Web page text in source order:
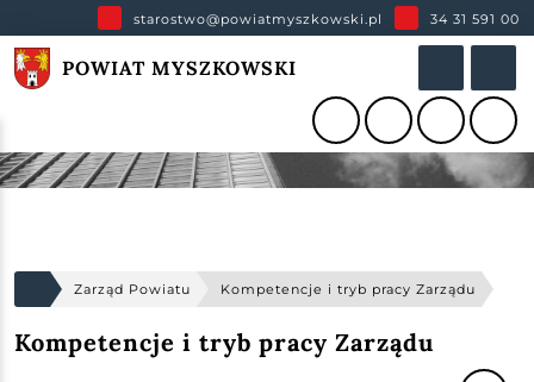
starostwo@powiatmyszkowski.pl 34 31 591 00
POWIAT MYSZKOWSKI
Zarząd Powiatu Kompetencje i tryb pracy Zarządu
Kompetencje i tryb pracy Zarządu